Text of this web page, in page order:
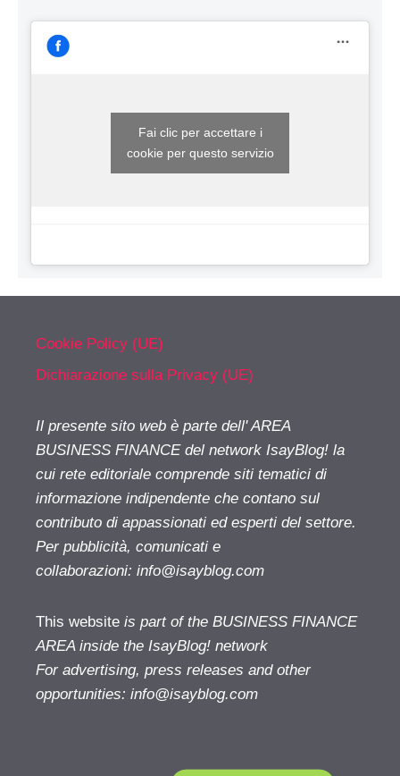
Fai clic per accettare i
cookie per questo servizio
Cookie Policy (UE)
Dichiarazione sulla Privacy (UE)
Il presente sito web è parte dell' AREA
BUSINESS FINANCE del network IsayBlog! la
cui rete editoriale comprende siti tematici di
informazione indipendente che contano sul
contributo di appassionati ed esperti del settore.
Per pubblicità, comunicati e
collaborazioni: info@isayblog.com
This website is part of the BUSINESS FINANCE
AREA inside the IsayBlog! network
For advertising, press releases and other
opportunities: info@isayblog.com